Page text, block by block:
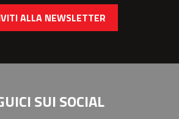
ALLA NEWSLETTER
SUISOCIAL